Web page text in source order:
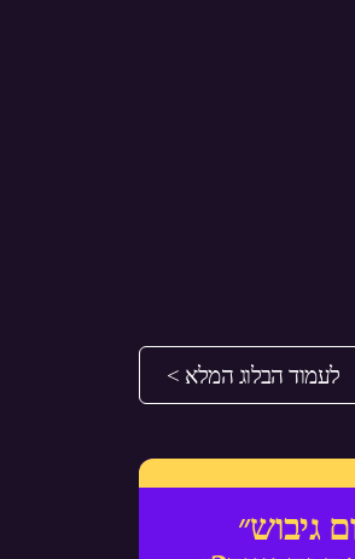
לעמוד הבלוג המלא >
גיבוש״